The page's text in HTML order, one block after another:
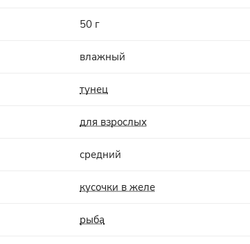
50 г
влажный
тунец
для взрослых
средний
кусочки в желе
рыба